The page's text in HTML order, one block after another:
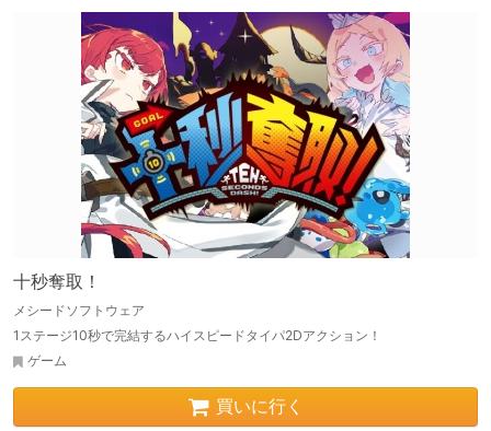
十秒奪取！
メシードソフトウェア
1ステージ10秒で完結するハイスピードタイパ2Dアクション！
ゲーム
買いに行く